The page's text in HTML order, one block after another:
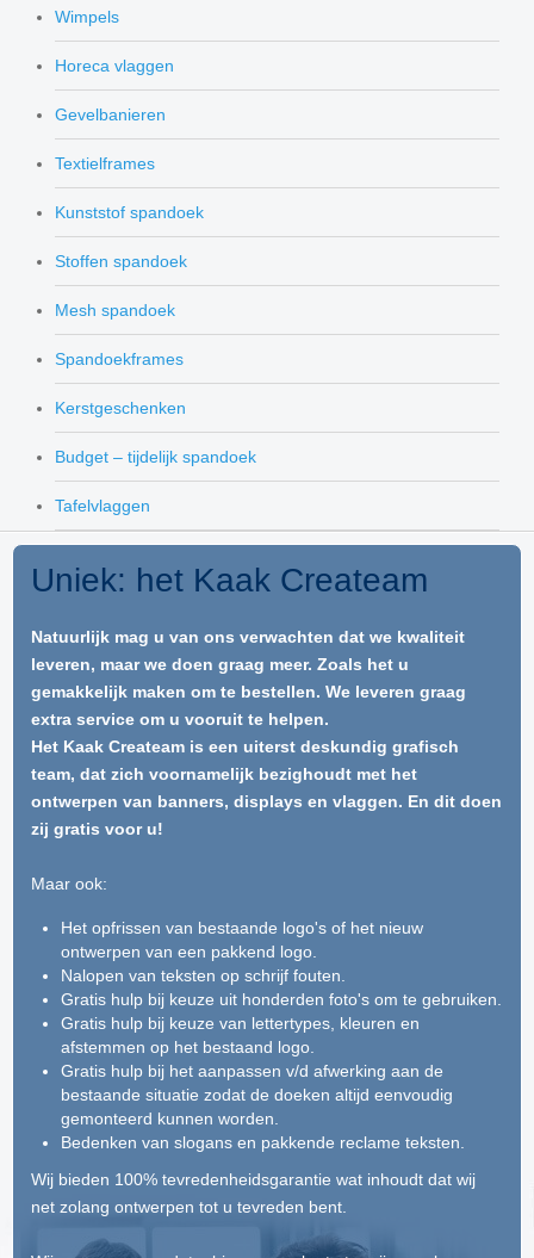
Wimpels
Horeca vlaggen
Gevelbanieren
Textielframes
Kunststof spandoek
Stoffen spandoek
Mesh spandoek
Spandoekframes
Kerstgeschenken
Budget – tijdelijk spandoek
Tafelvlaggen
Uniek: het Kaak Createam
Natuurlijk mag u van ons verwachten dat we kwaliteit
leveren, maar we doen graag meer. Zoals het u
gemakkelijk maken om te bestellen. We leveren graag
extra service om u vooruit te helpen.
Het Kaak Createam is een uiterst deskundig grafisch
team, dat zich voornamelijk bezighoudt met het
ontwerpen van banners, displays en vlaggen. En dit doen
zij gratis voor u!
Maar ook:
Het opfrissen van bestaande logo's of het nieuw
ontwerpen van een pakkend logo.
Nalopen van teksten op schrijf fouten.
Gratis hulp bij keuze uit honderden foto's om te gebruiken.
Gratis hulp bij keuze van lettertypes, kleuren en
afstemmen op het bestaand logo.
Gratis hulp bij het aanpassen v/d afwerking aan de
bestaande situatie zodat de doeken altijd eenvoudig
gemonteerd kunnen worden.
Bedenken van slogans en pakkende reclame teksten.
Wij bieden 100% tevredenheidsgarantie wat inhoudt dat wij
net zolang ontwerpen tot u tevreden bent.